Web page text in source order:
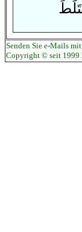
Senden Sie e-Mails
Copyright © seit 1999